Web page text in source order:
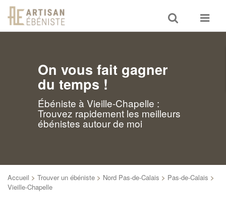
Toggle
search
Toggle
On vous fait gagner
du temps !
Ébéniste à Vieille-Chapelle :
Trouvez rapidement les meilleurs
ébénistes autour de moi
Accueil > Trouver un ébéniste > Nord Pas-de-Calais > Pas-de-Calais >
Vieille-Chapelle